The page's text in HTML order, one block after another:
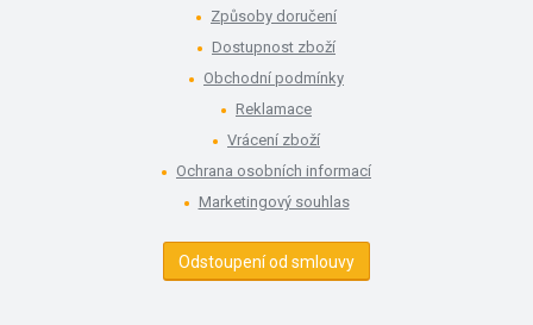
Způsoby doručení
Dostupnost zboží
Obchodní podmínky
Reklamace
Vrácení zboží
Ochrana osobních informací
Marketingový souhlas
Odstoupení od smlouvy